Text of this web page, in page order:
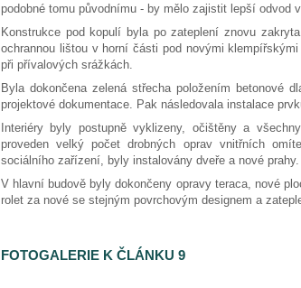
podobné tomu původnímu - by mělo zajistit lepší odvod
Konstrukce pod kopulí byla po zateplení znovu
ochrannou lištou v horní části pod novými
při přívalových srážkách.
Byla dokončena zelená střecha položením betonové
projektové dokumentace. Pak následovala instalace
Interiéry byly postupně vyklizeny, očištěny a
proveden velký počet drobných oprav vnitřních
sociálního zařízení, byly instalovány dveře a nové
V hlavní budově byly dokončeny opravy teraca, nové
rolet za nové se stejným povrchovým designem a
FOTOGALERIE K ČLÁNKU 9